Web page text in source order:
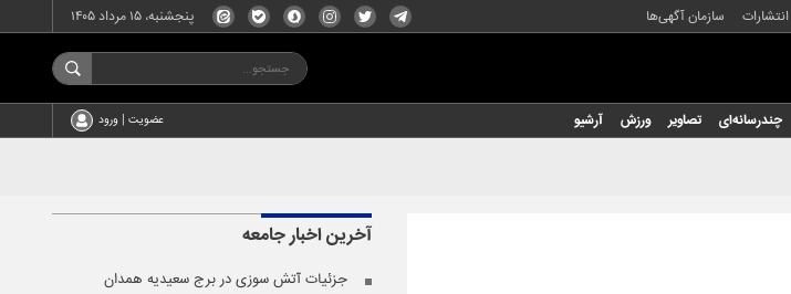
انتشارات سازمان آگهی‌ها پنجشنبه، ۱۵ مرداد ۱۴۰۵
چندرسانه‌ای تصاویر ورزش آرشیو عضویت | ورود
آخرین اخبارجامعه
جزئیات آتش سوزی در برج سعیدیه همدان